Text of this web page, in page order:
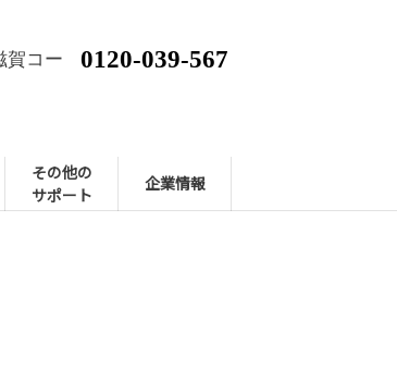
賀コー
0120-039-567
その他の
サポート
企業情報